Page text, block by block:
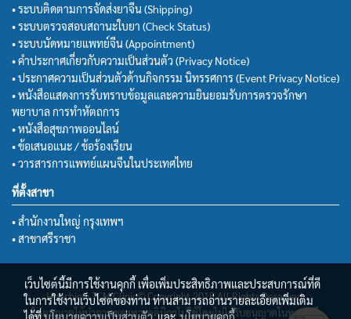
• ระบบติดตามการจัดส่งยาจีน (Shipping)
• ระบบตรวจสอบสถานะใบยา (Check Status)
• ระบบนัดหมายแพทย์จีน (Appointment)
• คำประกาศเกี่ยวกับความเป็นส่วนตัว (Privacy Notice)
• ประกาศความเป็นส่วนตัวด้านกิจกรรม นิทรรศการ (Event Privacy Notice)
• หนังสือแสดงการรับทราบข้อมูลและความยินยอมรับการตรวจรักษา
พยาบาล การทำหัตถการ
• หนังสือสุขภาพออนไลน์
• ข้อเสนอแนะ / ข้อร้องเรียน
• วารสารการแพทย์แผนจีนในประเทศไทย
ที่ตั้งสาขา
• สำนักงานใหญ่ กรุงเทพฯ
• สาขาศรีราชา
Huachiew TCM Clinic© Copyright 2018 All Rights Reserved.
ไม่อนุญาตให้นำภาพของทางคลินิกฯไปใช้โดยไม่ได้รับอนุญาตในทุกกรณี
เว็บไซต์นี้มีการใช้งานคุกกี้ เพื่อเพิ่มประสิทธิภาพและประสบการณ์ที่ดี
ในการใช้งานเว็บไซต์ของท่าน ท่านสามารถอ่านรายละเอียดเพิ่มเติม